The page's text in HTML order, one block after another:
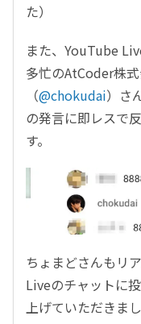
た）
また、YouTube
多忙のAtCoder株
（@chokudai）さ
の発言に即レスで
す。
ちょまどさんもリ
Liveのチャットに
上げていただきま